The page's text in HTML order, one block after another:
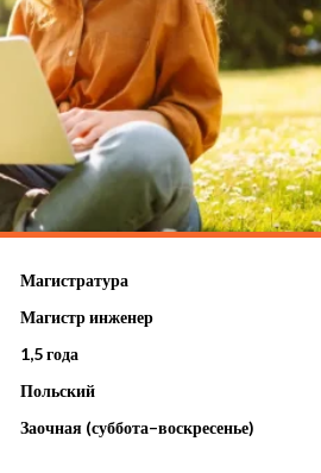
Магистратура
Магистр инженер
1,5 года
Польский
Заочная (суббота–воскресенье)